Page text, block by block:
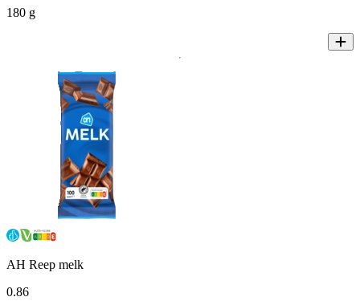
180 g
AH Reep melk
0.86